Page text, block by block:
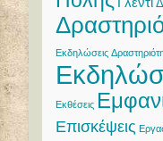
Εκδηλώσεις
Εκθέσεις
Επισκέψεις